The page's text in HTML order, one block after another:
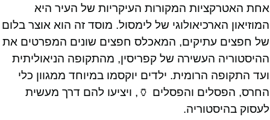
אחת האטרקציות המקורות העיקריות של העיר היא
המוזיאון הארכיאולוגי של לימסול. מוסד זה הוא אוצר בלום
של חפצים עתיקים, המאכלס חפצים שונים המפרטים את
ההיסטוריה העשירה של קפריסין, מהתקופה הניאוליתית
ועד התקופה הרומית. ילדים יוקסמו במיוחד ממגוון כלי
החרס, הפסלים והפסלים 🏺, ויציעו להם דרך מעשית
לעסוק בהיסטוריה.